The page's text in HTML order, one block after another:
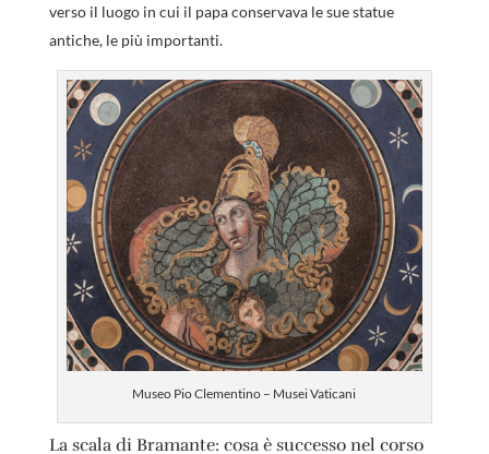
verso il luogo in cui il papa conservava le sue statue
antiche, le più importanti.
Museo Pio Clementino – Musei Vaticani
La scala di Bramante: cosa è successo nel corso